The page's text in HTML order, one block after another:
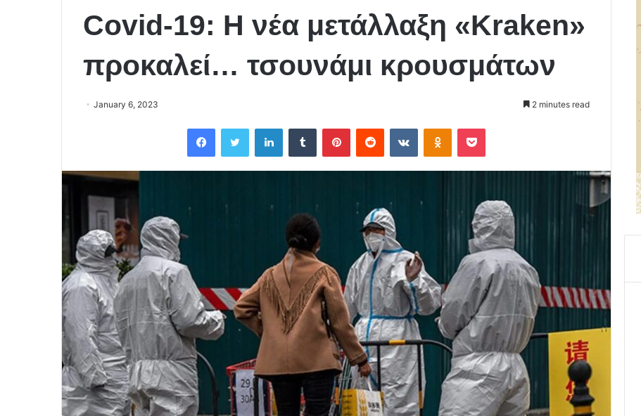
Covid-19: Η νέα μετάλλαξη «Kraken»
προκαλεί… τσουνάμι κρουσμάτων
January 6, 2023 2 minutes read